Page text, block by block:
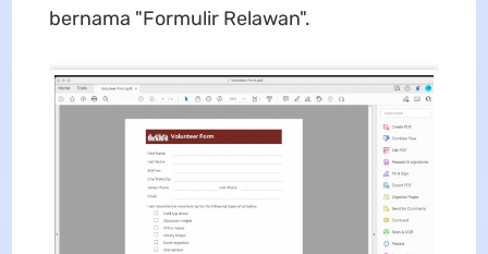
bernama "Formulir Relawan".